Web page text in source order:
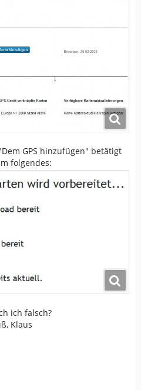
GPS hinzufügen" betätigt
folgendes:
ich falsch?
Klaus